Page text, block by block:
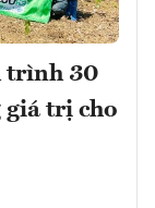
trình 30
giá trị cho